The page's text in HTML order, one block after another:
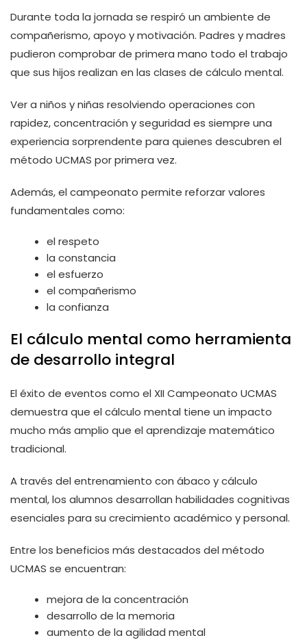
Durante toda la jornada se respiró un ambiente de
compañerismo, apoyo y motivación. Padres y madres
pudieron comprobar de primera mano todo el trabajo
que sus hijos realizan en las clases de cálculo mental.
Ver a niños y niñas resolviendo operaciones con
rapidez, concentración y seguridad es siempre una
experiencia sorprendente para quienes descubren el
método UCMAS por primera vez.
Además, el campeonato permite reforzar valores
fundamentales como:
el respeto
la constancia
el esfuerzo
el compañerismo
la confianza
El cálculo mental como herramienta
de desarrollo integral
El éxito de eventos como el XII Campeonato UCMAS
demuestra que el cálculo mental tiene un impacto
mucho más amplio que el aprendizaje matemático
tradicional.
A través del entrenamiento con ábaco y cálculo
mental, los alumnos desarrollan habilidades cognitivas
esenciales para su crecimiento académico y personal.
Entre los beneficios más destacados del método
UCMAS se encuentran:
mejora de la concentración
desarrollo de la memoria
aumento de la agilidad mental